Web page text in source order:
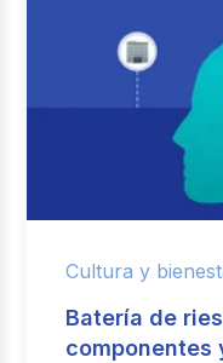
Cultura y
Batería de
componentes